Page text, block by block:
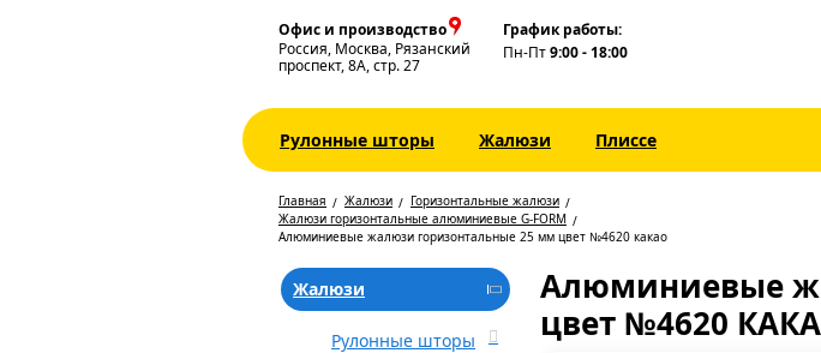
Офис и производство
Россия, Москва, Рязанский
проспект, 8А, стр. 27
График работы:
Пн-Пт9:00 - 18:00
Рулонные шторы Жалюзи Плиссе
Главная Жалюзи
Горизонтальные жалюзи
Жалюзи горизонтальные алюминиевые G-FORM
Алюминиевые жалюзи горизонтальные 25 мм цвет №4620 какао
Жалюзи
Рулонные шторы
Алюминиевые
цвет №4620